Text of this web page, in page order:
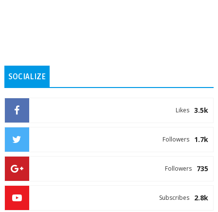
SOCIALIZE
3.5k
Likes
1.7k
Followers
735
Followers
2.8k
Subscribes